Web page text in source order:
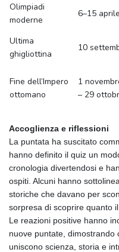
Olimpiadi
moderne
6–15
Ultima
ghigliottina
10
Fine dell’Impero
ottomano
1
– 29
Accoglienza e riflessioni
La puntata ha suscitato
hanno definito il quiz un
cronologia divertendosi e
ospiti. Alcuni hanno
storiche che davano per
sorpresa di scoprire quanto
Le reazioni positive hanno
nuove puntate, dimostrando
uniscono scienza, storia e